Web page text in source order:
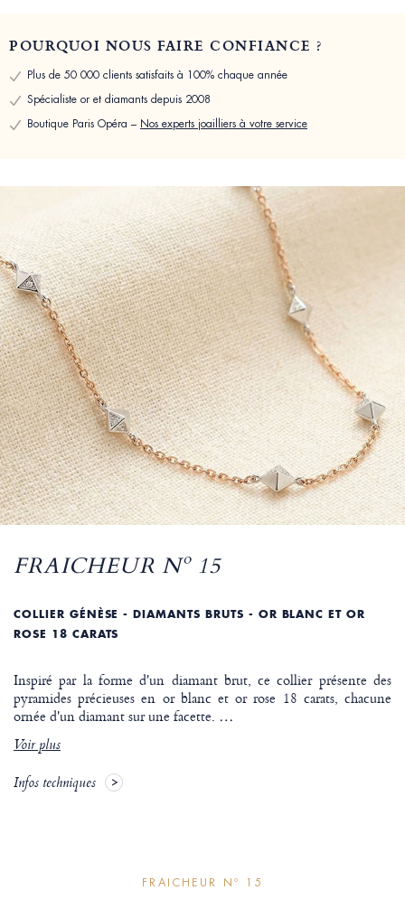
POURQUOI NOUS FAIRE CONFIANCE ?
Plus de 50 000 clients satisfaits à 100% chaque année
Spécialiste or et diamants depuis 2008
Boutique Paris Opéra – Nos experts joailliers à votre service
FRAICHEUR Nº 15
COLLIER GÉNÈSE - DIAMANTS BRUTS - OR BLANC ET OR
ROSE 18 CARATS
Inspiré par la forme d'un diamant brut, ce collier présente des
pyramides précieuses en or blanc et or rose 18 carats, chacune
ornée d'un diamant sur une facette. …
Voir plus
Infos techniques
FRAICHEUR Nº 15